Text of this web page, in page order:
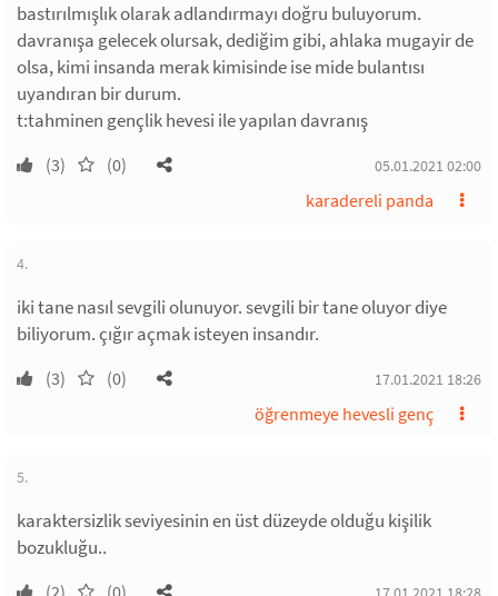
bastırılmışlık olarak adlandırmayı doğru buluyorum.
davranışa gelecek olursak, dediğim gibi, ahlaka mugayir de
olsa, kimi insanda merak kimisinde ise mide bulantısı
uyandıran bir durum.
t:tahminen gençlik hevesi ile yapılan davranış
(3) (0) 05.01.2021 02:00
karadereli panda
4.
iki tane nasıl sevgili olunuyor. sevgili bir tane oluyor diye
biliyorum. çığır açmak isteyen insandır.
(3) (0) 17.01.2021 18:26
öğrenmeye hevesli genç
5.
karaktersizlik seviyesinin en üst düzeyde olduğu kişilik
bozukluğu..
(2) (0)